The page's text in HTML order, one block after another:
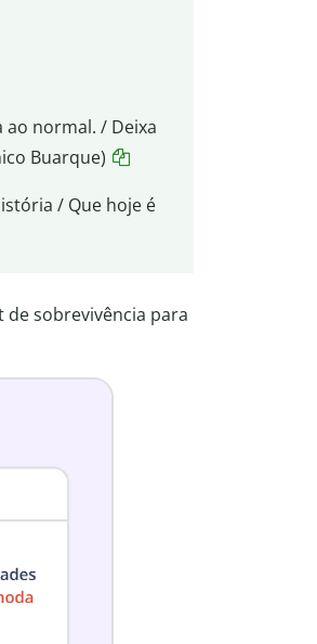
ao normal. / Deixa
Buarque)
/ Que hoje é
de sobrevivência para